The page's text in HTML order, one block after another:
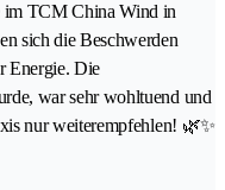
im TCM China Wind in
sich die Beschwerden
Energie. Die
war sehr wohltuend und
nur weiterempfehlen! 🌿✨